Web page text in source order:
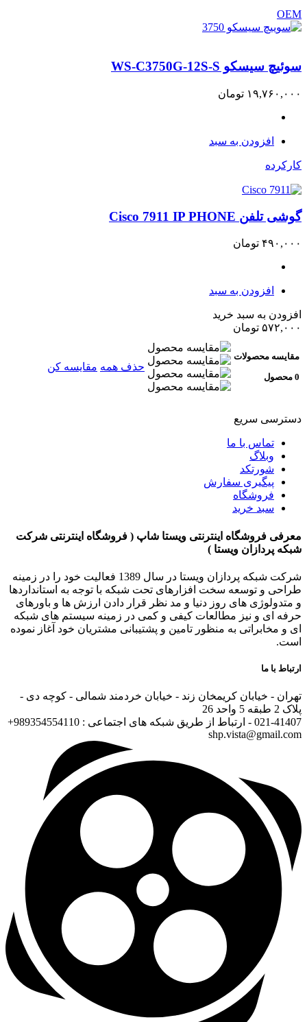
OEM
سوئیچ سیسکو WS-C3750G-12S-S
۱۹,۷۶۰,۰۰۰ تومان
افزودن به سبد
کارکرده
گوشی تلفن Cisco 7911 IP PHONE
۴۹۰,۰۰۰ تومان
افزودن به سبد
افزودن به سبد خرید
۵۷۲,۰۰۰ تومان
مقایسه محصولات
0 محصول
حذف همه مقایسه کن
دسترسی سریع
تماس با ما
وبلاگ
شورتکد
پیگیری سفارش
فروشگاه
سبد خرید
معرفی فروشگاه اینترنتی ویستا شاپ ( فروشگاه اینترنتی شرکت
شبکه پردازان ویستا )
شرکت شبکه پردازان ویستا در سال 1389 فعالیت خود را در زمینه
طراحی و توسعه سخت افزارهای تحت شبکه با توجه به استانداردها
و متدولوژی های روز دنیا و مد نظر قرار دادن ارزش ها و باورهای
حرفه ای و نیز مطالعات کیفی و کمی در زمینه سیستم های شبکه
ای و مخابراتی به منظور تامین و پشتیبانی مشتریان خود آغاز نموده
است.
ارتباط با ما
تهران - خیابان کریمخان زند - خیابان خردمند شمالی - کوچه دی -
پلاک 2 طبقه 5 واحد 26
021-41407 - ارتباط از طریق شبکه های اجتماعی : 989354554110+
shp.vista@gmail.com